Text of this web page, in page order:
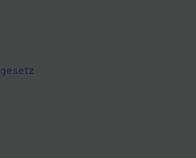
in meine
EVL?
meinen Einzug bei